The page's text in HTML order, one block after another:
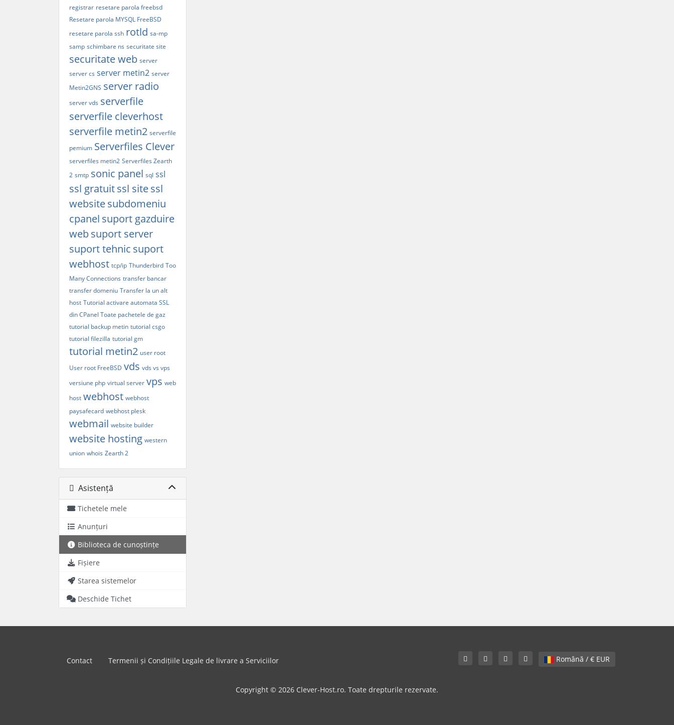
registrar resetare parola freebsd
Resetare parola MYSQL FreeBSD
resetare parola ssh rotld sa-mp
samp schimbare ns securitate site
securitate web server
server cs server metin2 server
Metin2GNS server radio
server vds serverfile
serverfile cleverhost
serverfile metin2 serverfile
pemium Serverfiles Clever
serverfiles metin2 Serverfiles Zearth
2 smtp sonic panel sql ssl
ssl gratuitssl sitessl
websitesubdomeniu
cpanel suport gazduire
websuport server
suport tehnic suport
webhost tcp/ip Thunderbird Too
Many Connections transfer bancar
transfer domeniu Transfer la un alt
host Tutorial activare automata SSL
din CPanel Toate pachetele de gaz
tutorial backup metin tutorial csgo
tutorial filezilla tutorial gm
tutorial metin2 user root
User root FreeBSD vds vds vs vps
versiune php virtual server vps web
host webhost webhost
paysafecard webhost plesk
webmail website builder
website hosting western
union whois Zearth 2
Asistență
Tichetele mele
Anunțuri
Biblioteca de cunoștințe
Fișiere
Starea sistemelor
Deschide Tichet
Română / € EUR
Contact Termenii și Condițiile Legale de livrare a Serviciilor
Copyright © 2026 Clever-Host.ro. Toate drepturile rezervate.